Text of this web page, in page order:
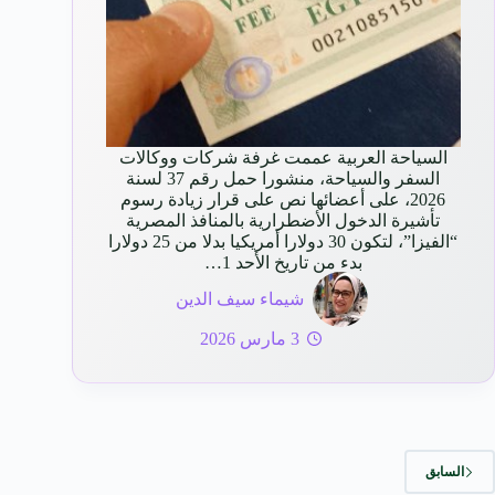
السياحة العربية عممت غرفة شركات ووكالات
السفر والسياحة، منشورا حمل رقم 37 لسنة
2026، على أعضائها نص على قرار زيادة رسوم
تأشيرة الدخول الأضطرارية بالمنافذ المصرية
“الفيزا”، لتكون 30 دولارا أمريكيا بدلا من 25 دولارا
بدء من تاريخ الأحد 1…
شيماء سيف الدين
3 مارس 2026
السابق